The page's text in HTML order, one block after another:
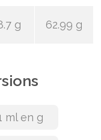
g 62.99 g
ml en g